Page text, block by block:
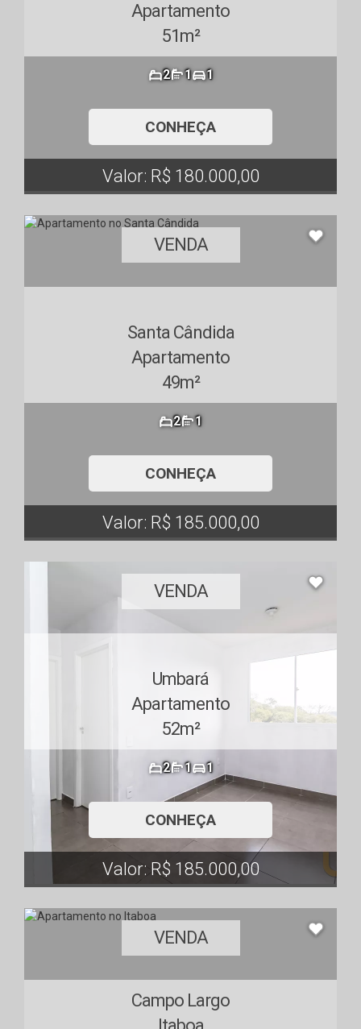
Apartamento
51m²
2 1 1
CONHEÇA
Valor: R$ 180.000,00
VENDA
Santa Cândida
Apartamento
49m²
2 1
CONHEÇA
Valor: R$ 185.000,00
VENDA
Umbará
Apartamento
52m²
2 1 1
CONHEÇA
Valor: R$ 185.000,00
VENDA
Campo Largo